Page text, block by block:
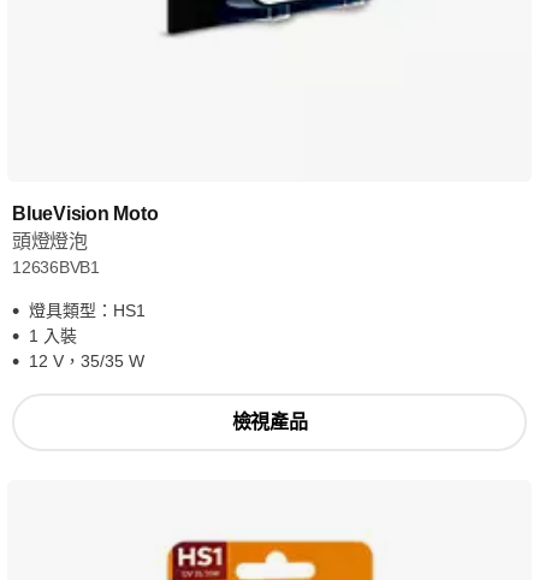
BlueVision Moto
頭燈燈泡
12636BVB1
燈具類型：HS1
1 入裝
12 V，35/35 W
檢視產品